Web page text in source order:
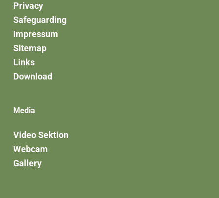
Privacy
Safeguarding
Impressum
Sitemap
Links
Download
Media
Video Sektion
Webcam
Gallery